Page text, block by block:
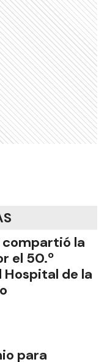
compartió la
el 50.º
Hospital de la
para